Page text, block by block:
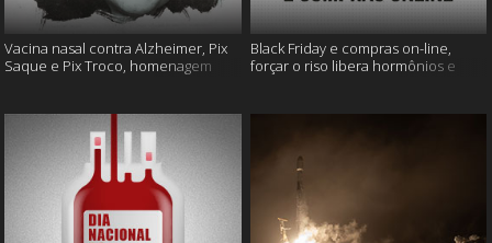
Vacina nasal contra Alzheimer, Pix
Saque e Pix Troco, homenagem
Black Friday e compras on-line,
forçar o riso libera hormônios e